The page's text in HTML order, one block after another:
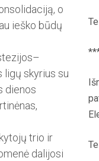
o
ieško būdų
ligų skyrius su
dienos
trio ir
dalijosi